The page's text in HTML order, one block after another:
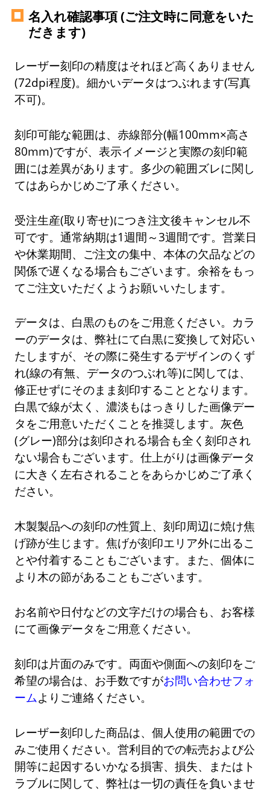
名入れ確認事項 (ご注文時に同意をいた
だきます)
レーザー刻印の精度はそれほど高くありません
(72dpi程度)。細かいデータはつぶれます(写真
不可)。
刻印可能な範囲は、赤線部分(幅100mm×高さ
80mm)ですが、表示イメージと実際の刻印範
囲には差異があります。多少の範囲ズレに関し
てはあらかじめご了承ください。
受注生産(取り寄せ)につき注文後キャンセル不
可です。通常納期は1週間～3週間です。営業日
や休業期間、ご注文の集中、本体の欠品などの
関係で遅くなる場合もございます。余裕をもっ
てご注文いただくようお願いいたします。
データは、白黒のものをご用意ください。カラ
ーのデータは、弊社にて白黒に変換して対応い
たしますが、その際に発生するデザインのくず
れ(線の有無、データのつぶれ等)に関しては、
修正せずにそのまま刻印することとなります。
白黒で線が太く、濃淡もはっきりした画像デー
タをご用意いただくことを推奨します。灰色
(グレー)部分は刻印される場合も全く刻印され
ない場合もございます。仕上がりは画像データ
に大きく左右されることをあらかじめご了承く
ださい。
木製製品への刻印の性質上、刻印周辺に焼け焦
げ跡が生じます。焦げが刻印エリア外に出るこ
とや付着することもございます。また、個体に
より木の節があることもございます。
お名前や日付などの文字だけの場合も、お客様
にて画像データをご用意ください。
刻印は片面のみです。両面や側面への刻印をご
希望の場合は、お手数ですがお問い合わせフォ
ームよりご連絡ください。
レーザー刻印した商品は、個人使用の範囲での
みご使用ください。営利目的での転売および公
開等に起因するいかなる損害、損失、またはト
ラブルに関して、弊社は一切の責任を負いませ